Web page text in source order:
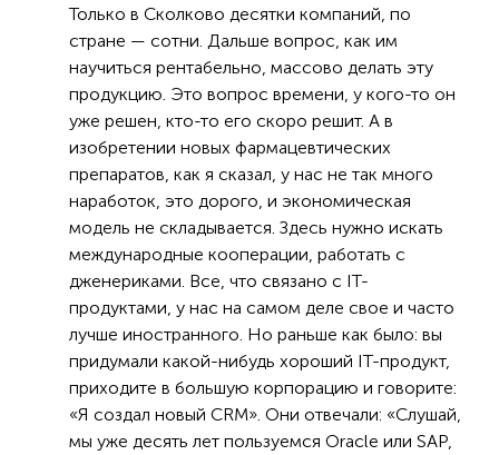
Только в Сколково десятки компаний, по
стране — сотни. Дальше вопрос, как им
научиться рентабельно, массово делать эту
продукцию. Это вопрос времени, у кого-то он
уже решен, кто-то его скоро решит. А в
изобретении новых фармацевтических
препаратов, как я сказал, у нас не так много
наработок, это дорого, и экономическая
модель не складывается. Здесь нужно искать
международные кооперации, работать с
дженериками. Все, что связано с IT-
продуктами, у нас на самом деле свое и часто
лучше иностранного. Но раньше как было: вы
придумали какой-нибудь хороший IT-продукт,
приходите в большую корпорацию и говорите:
«Я создал новый CRM». Они отвечали: «Слушай,
мы уже десять лет пользуемся Oracle или SAP,